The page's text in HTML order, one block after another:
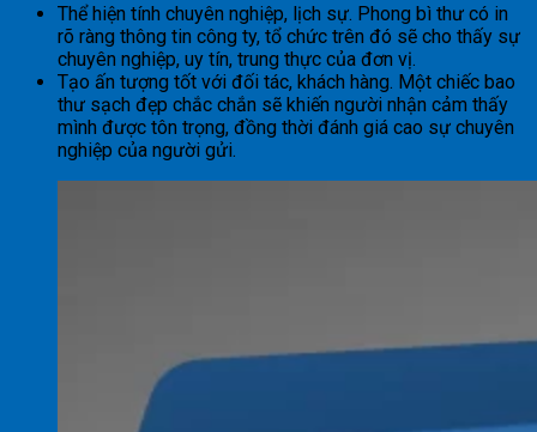
Thể hiện tính chuyên nghiệp, lịch sự. Phong bì thư có in
rõ ràng thông tin công ty, tổ chức trên đó sẽ cho thấy sự
chuyên nghiệp, uy tín, trung thực của đơn vị.
Tạo ấn tượng tốt với đối tác, khách hàng. Một chiếc bao
thư sạch đẹp chắc chắn sẽ khiến người nhận cảm thấy
mình được tôn trọng, đồng thời đánh giá cao sự chuyên
nghiệp của người gửi.